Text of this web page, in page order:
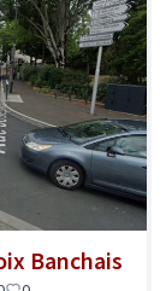
Banchais